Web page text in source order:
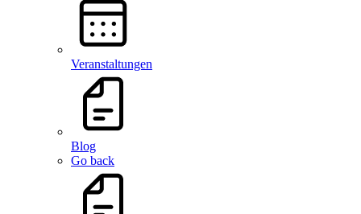
Veranstaltungen
Blog
Go back